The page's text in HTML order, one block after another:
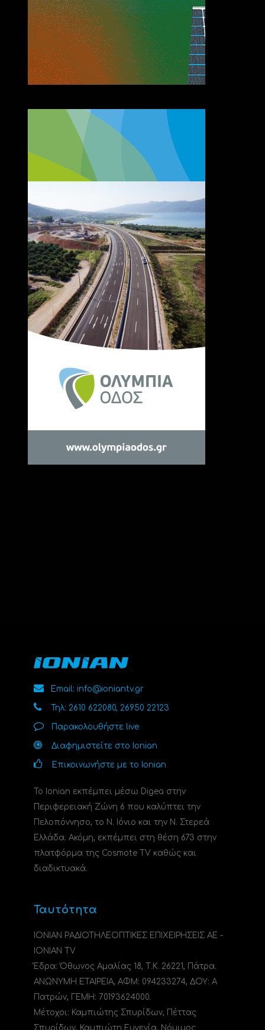
Email: info@ioniantv.gr
Τηλ: 2610 622080, 26950 22123
Παρακολουθήστε live
Διαφημιστείτε στο Ionian
Επικοινωνήστε με το Ionian
Το Ionian εκπέμπει μέσω Digea στην
Περιφερειακή Ζώνη 6 που καλύπτει την
Πελοπόννησο, το N. Ιόνιο και την Ν. Στερεά
Ελλάδα. Ακόμη, εκπέμπει στη θέση 673 στην
πλατφόρμα της Cosmote TV καθώς και
διαδικτυακά.
Ταυτότητα
ΙΟΝΙΑΝ ΡΑΔΙΟΤΗΛΕΟΠΤΙΚΕΣ ΕΠΙΧΕΙΡΗΣΕΙΣ ΑΕ -
IONIAN TV
Έδρα: Όθωνος Αμαλίας 18, Τ.Κ. 26221, Πάτρα.
ΑΝΩΝΥΜΗ ΕΤΑΙΡΕΙΑ, ΑΦΜ: 094233274, ΔΟΥ: A
Πατρών, ΓΕΜΗ: 70193624000.
Μέτοχοι: Καμπιώτης Σπυρίδων, Πέττας
Σπυρίδων, Καμπιώτη Ευγενία. Νόμιμος